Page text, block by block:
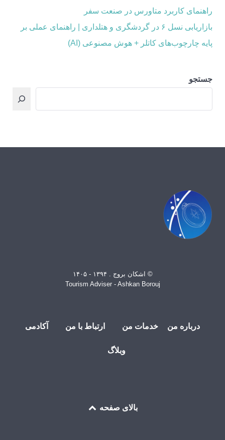
راهنمای کاربرد متاورس در صنعت سفر
بازاریابی نسل ۶ در گردشگری و هتلداری | راهنمای عملی بر
پایه چارچوب‌های کاتلر + هوش مصنوعی (AI)
جستجو
© اشکان بروج . ۱۳۹۴ - ۱۴۰۵
Tourism Adviser - Ashkan Borouj
درباره من خدمات من ارتباط با من آکادمی
وبلاگ
بالای صفحه